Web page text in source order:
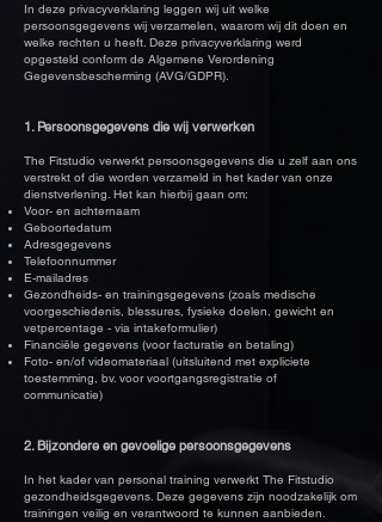
In deze privacyverklaring leggen wij uit welke
persoonsgegevens wij verzamelen, waarom wij dit doen en
welke rechten u heeft. Deze privacyverklaring werd
opgesteld conform de Algemene Verordening
Gegevensbescherming (AVG/GDPR).
1. Persoonsgegevens die wij verwerken
The Fitstudio verwerkt persoonsgegevens die u zelf aan ons
verstrekt of die worden verzameld in het kader van onze
dienstverlening. Het kan hierbij gaan om:
Voor- en achternaam
Geboortedatum
Adresgegevens
Telefoonnummer
E-mailadres
Gezondheids- en trainingsgegevens (zoals medische
voorgeschiedenis, blessures, fysieke doelen, gewicht en
vetpercentage - via intakeformulier)
Financiële gegevens (voor facturatie en betaling)
Foto- en/of videomateriaal (uitsluitend met expliciete
toestemming, bv. voor voortgangsregistratie of
communicatie)
2. Bijzondere en gevoelige persoonsgegevens
In het kader van personal training verwerkt The Fitstudio
gezondheidsgegevens. Deze gegevens zijn noodzakelijk om
trainingen veilig en verantwoord te kunnen aanbieden.